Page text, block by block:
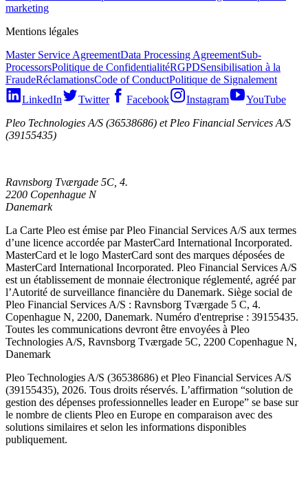
marketing
Mentions légales
Master Service AgreementData Processing AgreementSub-
ProcessorsPolitique de ConfidentialitéRGPDSensibilisation à la
FraudeRéclamationsCode of ConductPolitique de Signalement
LinkedIn
Twitter Facebook Instagram
YouTube
Pleo Technologies A/S (36538686) et Pleo Financial Services A/S
(39155435)
Ravnsborg Tværgade 5C, 4.
2200 Copenhague N
Danemark
La Carte Pleo est émise par Pleo Financial Services A/S aux termes
d’une licence accordée par MasterCard International Incorporated.
MasterCard et le logo MasterCard sont des marques déposées de
MasterCard International Incorporated. Pleo Financial Services A/S
est un établissement de monnaie électronique réglementé, agréé par
l’Autorité de surveillance financière du Danemark. Siège social de
Pleo Financial Services A/S : Ravnsborg Tværgade 5 C, 4.
Copenhague N, 2200, Danemark. Numéro d'entreprise : 39155435.
Toutes les communications devront être envoyées à Pleo
Technologies A/S, Ravnsborg Tværgade 5C, 2200 Copenhague N,
Danemark
Pleo Technologies A/S (36538686) et Pleo Financial Services A/S
(39155435), 2026. Tous droits réservés. L’affirmation “solution de
gestion des dépenses professionnelles leader en Europe” se base sur
le nombre de clients Pleo en Europe en comparaison avec des
solutions similaires et selon les informations disponibles
publiquement.